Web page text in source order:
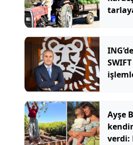
SWIFT
Ayşe
verdi: